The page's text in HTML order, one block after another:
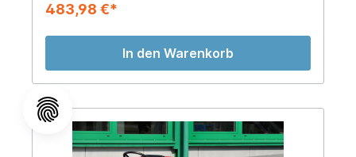
483,98 €*
In den Warenkorb